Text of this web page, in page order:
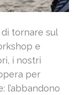
tornare sul
e
i nostri
per
l’abbandono